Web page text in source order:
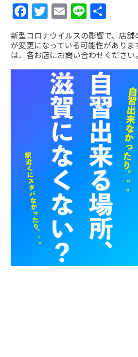
Facebook
Twitter
Email
Line
有
新型コロナウイルスの影響で、店舗
が変更になっている可能性がありま
は、各お店にお問い合わせください。